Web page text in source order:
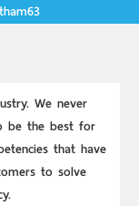
We never
be the best for
that have
to solve